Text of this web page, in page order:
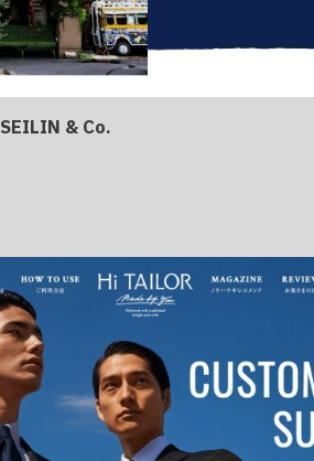
& Co.